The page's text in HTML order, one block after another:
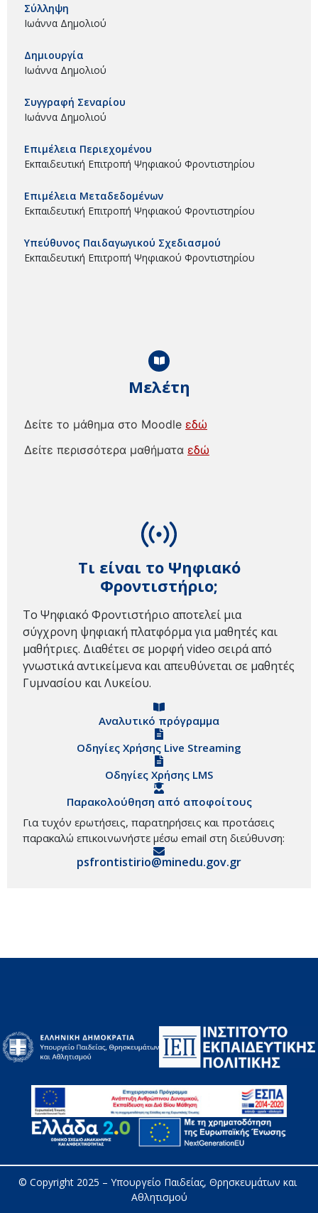
Τι είναι το Ψηφιακό
Φροντιστήριο;
Το Ψηφιακό Φροντιστήριο αποτελεί μια
σύγχρονη ψηφιακή πλατφόρμα για μαθητές και
μαθήτριες. Διαθέτει σε μορφή video σειρά από
γνωστικά αντικείμενα και απευθύνεται σε μαθητές
Γυμνασίου και Λυκείου.
Αναλυτικό πρόγραμμα
Οδηγίες Χρήσης Live Streaming
Οδηγίες Χρήσης LMS
Παρακολούθηση από αποφοίτους
Για τυχόν ερωτήσεις, παρατηρήσεις και προτάσεις
παρακαλώ επικοινωνήστε μέσω email στη διεύθυνση:
psfrontistirio@minedu.gov.gr
Μελέτη
Δείτε το μάθημα στο Moodle εδώ
Δείτε περισσότερα μαθήματα εδώ
Σύλληψη
Ιωάννα Δημολιού
Δημιουργία
Ιωάννα Δημολιού
Συγγραφή Σεναρίου
Ιωάννα Δημολιού
Επιμέλεια Περιεχομένου
Εκπαιδευτική Επιτροπή Ψηφιακού Φροντιστηρίου
Επιμέλεια Μεταδεδομένων
Εκπαιδευτική Επιτροπή Ψηφιακού Φροντιστηρίου
Υπεύθυνος Παιδαγωγικού Σχεδιασμού
Εκπαιδευτική Επιτροπή Ψηφιακού Φροντιστηρίου
© Copyright 2025 – Υπουργείο Παιδείας, Θρησκευμάτων και
Αθλητισμού